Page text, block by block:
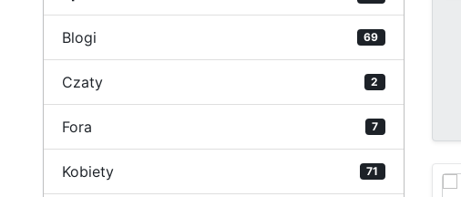
Blogi 69
Czaty 2
Fora 7
Kobiety 71